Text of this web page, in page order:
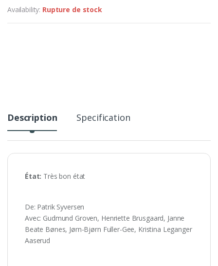
Availability: Rupture de stock
Description Specification
État: Très bon état
De: Patrik Syversen
Avec: Gudmund Groven, Henriette Brusgaard, Janne
Beate Bønes, Jørn-Bjørn Fuller-Gee, Kristina Leganger
Aaserud